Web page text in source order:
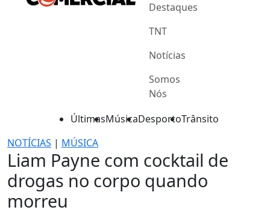
Destaques
TNT
Notícias
Somos
Nós
ÚltimasMúsicaDesportoTrânsito
NOTÍCIAS | MÚSICA
Liam Payne com cocktail de
drogas no corpo quando
morreu